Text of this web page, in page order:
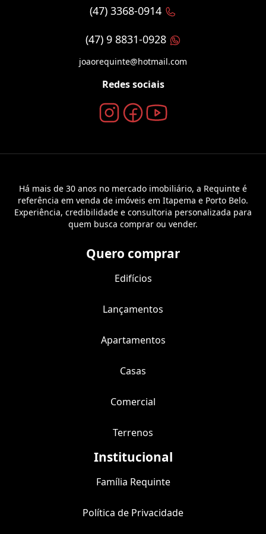
(47) 3368-0914
(47) 9 8831-0928
joaorequinte@hotmail.com
Redes sociais
Há mais de 30 anos no mercado imobiliário, a Requinte é
referência em venda de imóveis em Itapema e Porto Belo.
Experiência, credibilidade e consultoria personalizada para
quem busca comprar ou vender.
Quero comprar
Edifícios
Lançamentos
Apartamentos
Casas
Comercial
Terrenos
Institucional
Família Requinte
Política de Privacidade